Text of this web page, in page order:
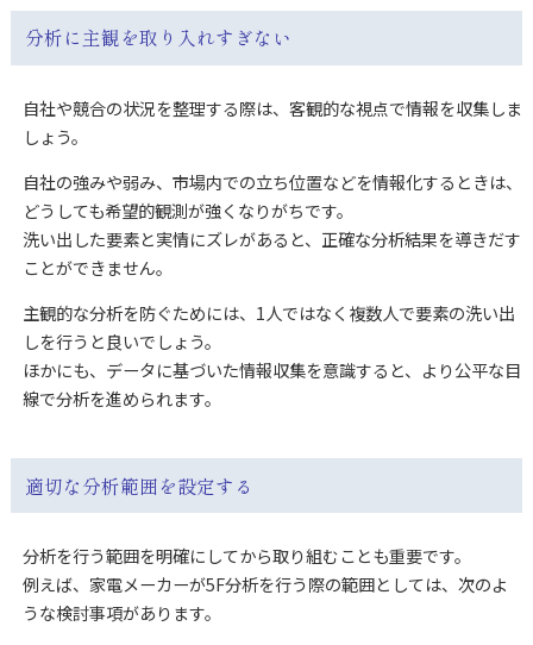
分析に主観を取り入れすぎない
自社や競合の状況を整理する際は、客観的な視点で情報を収集しま
しょう。
自社の強みや弱み、市場内での立ち位置などを情報化するときは、
どうしても希望的観測が強くなりがちです。
洗い出した要素と実情にズレがあると、正確な分析結果を導きだす
ことができません。
主観的な分析を防ぐためには、1人ではなく複数人で要素の洗い出
しを行うと良いでしょう。
ほかにも、データに基づいた情報収集を意識すると、より公平な目
線で分析を進められます。
適切な分析範囲を設定する
分析を行う範囲を明確にしてから取り組むことも重要です。
例えば、家電メーカーが5F分析を行う際の範囲としては、次のよ
うな検討事項があります。